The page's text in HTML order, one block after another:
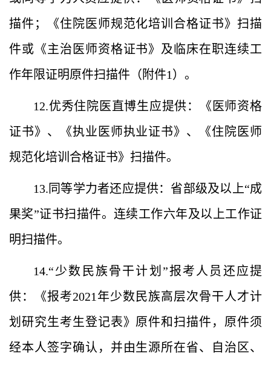
描件；
《住院医师规范化培训合格证书》扫描
件或《主治医师资格证书》及临床在职连续工
作年限证明原件扫描件（附件1）。
12.优秀住院医直博生应提供：《医师资格
证书》、《执业医师执业证书》、《住院医师
规范化培训合格证书》扫描件。
13.同等学力者还应提供：省部级及以上“成
果奖”证书扫描件。连续工作六年及以上工作证
明扫描件。
14.“少数民族骨干计划”报考人员还应提
供：《报考2021年少数民族高层次骨干人才计
划研究生考生登记表》原件和扫描件，原件须
经本人签字确认，并由生源所在省、自治区、